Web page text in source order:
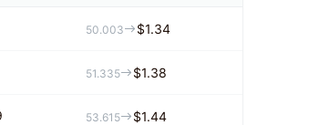
50.003 $1.34
51.335 $1.38
53.615 $1.44